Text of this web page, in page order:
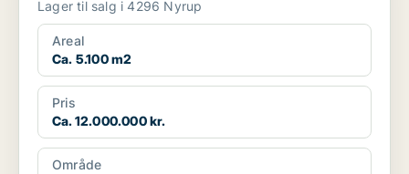
Lager til salg i 4296 Nyrup
Areal
Ca. 5.100 m2
Pris
Ca. 12.000.000 kr.
Område